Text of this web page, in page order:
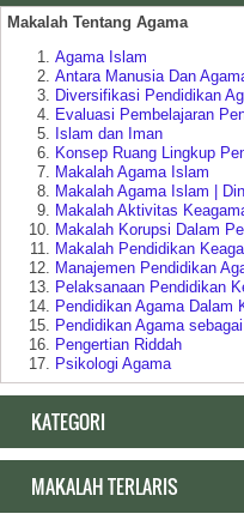
Makalah Tentang Agama
Agama Islam
Antara Manusia Dan
Diversifikasi Pendidikan
Evaluasi Pembelajaran
Islam dan Iman
Konsep Ruang Lingkup
Makalah Agama Islam
Makalah Agama Islam |
Makalah Aktivitas
Makalah Korupsi Dalam
Makalah Pendidikan
Manajemen Pendidikan
Pelaksanaan Pendidikan
Pendidikan Agama Dalam
Pendidikan Agama
Pengertian Riddah
Psikologi Agama
Relasi Negara | Agama
Ruang Lingkup Pengantar
Akar Historis Dualisme
Akreditasi Program Studi
KATEGORI
MAKALAH TERLARIS